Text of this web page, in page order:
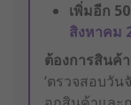
เพิ่มอีก 50
สิงหาคม
ต้องการสินค้
‘ตรวจสอบวัน